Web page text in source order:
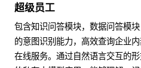
超级员工
包含知识问答模块，数据问答模
的意图识别能力，高效查询企业
在线服务。通过自然语言交互的